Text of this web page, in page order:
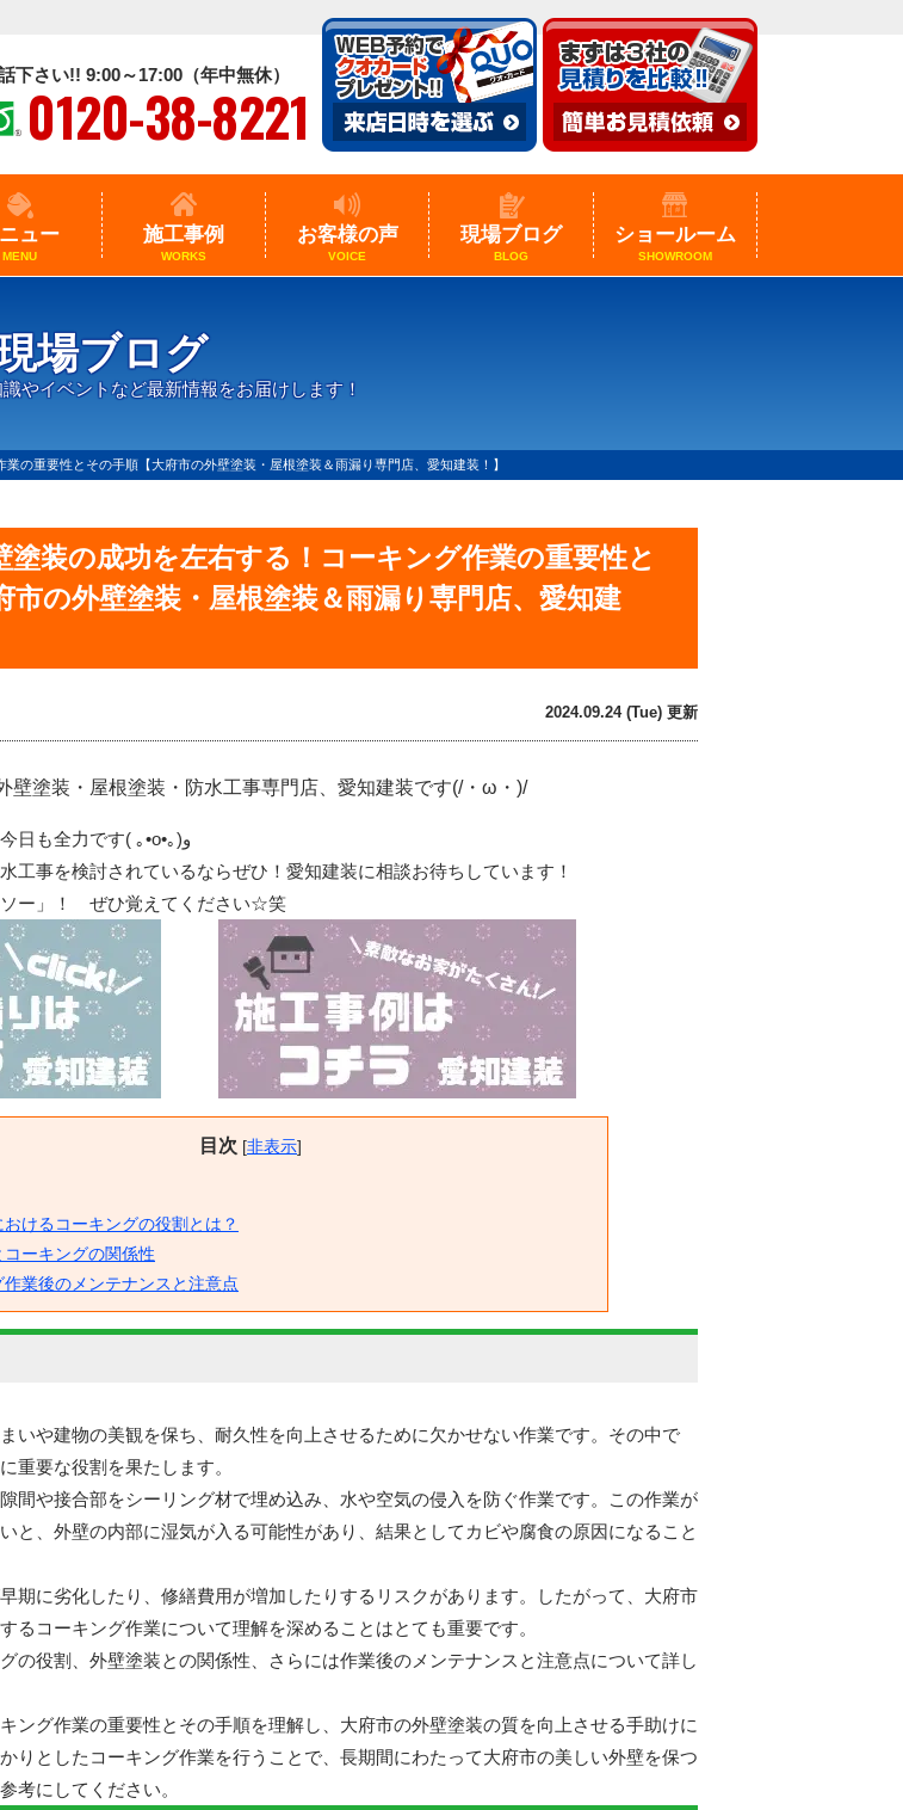
下さい!! 9:00～17:00（年中無休）
0120-38-8221
ュー
MENU
施工事例
WORKS
お客様の声
VOICE
現場ブログ
BLOG
ショールーム
SHOWROOM
場ブログ
やイベントなど最新情報をお届けします！
の重要性とその手順【大府市の外壁塗装・屋根塗装＆雨漏り専門店、愛知建装！】
塗装の成功を左右する！コーキング作業の重要性と
市の外壁塗装・屋根塗装＆雨漏り専門店、愛知建
2024.09.24 (Tue) 更新
壁塗装・屋根塗装・防水工事専門店、愛知建装です(/・ω・)/
日も全力です( ｡•o•｡)و
工事を検討されているならぜひ！愛知建装に相談お待ちしています！
ソー」！ ぜひ覚えてください☆笑
目次 [非表示]
けるコーキングの役割とは？
ーキングの関係性
作業後のメンテナンスと注意点
いや建物の美観を保ち、耐久性を向上させるために欠かせない作業です。その中で
重要な役割を果たします。
間や接合部をシーリング材で埋め込み、水や空気の侵入を防ぐ作業です。この作業が
と、外壁の内部に湿気が入る可能性があり、結果としてカビや腐食の原因になること
期に劣化したり、修繕費用が増加したりするリスクがあります。したがって、大府市
るコーキング作業について理解を深めることはとても重要です。
の役割、外壁塗装との関係性、さらには作業後のメンテナンスと注意点について詳し
ング作業の重要性とその手順を理解し、大府市の外壁塗装の質を向上させる手助けに
りとしたコーキング作業を行うことで、長期間にわたって大府市の美しい外壁を保つ
考にしてください。